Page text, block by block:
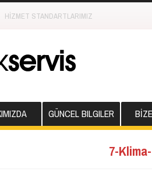
HİZMET STANDARTLARIMIZ
GÜNCEL BILGILER
7-